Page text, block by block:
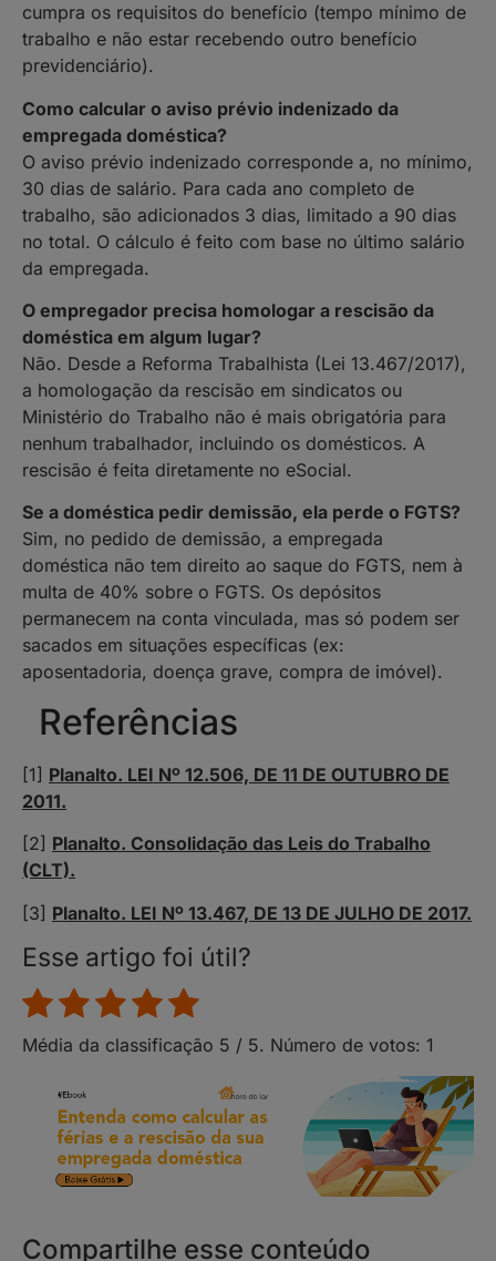
cumpra os requisitos do benefício (tempo mínimo de
trabalho e não estar recebendo outro benefício
previdenciário).
Como calcular o aviso prévio indenizado da
empregada doméstica?
O aviso prévio indenizado corresponde a, no mínimo,
30 dias de salário. Para cada ano completo de
trabalho, são adicionados 3 dias, limitado a 90 dias
no total. O cálculo é feito com base no último salário
da empregada.
O empregador precisa homologar a rescisão da
doméstica em algum lugar?
Não. Desde a Reforma Trabalhista (Lei 13.467/2017),
a homologação da rescisão em sindicatos ou
Ministério do Trabalho não é mais obrigatória para
nenhum trabalhador, incluindo os domésticos. A
rescisão é feita diretamente no eSocial.
Se a doméstica pedir demissão, ela perde o FGTS?
Sim, no pedido de demissão, a empregada
doméstica não tem direito ao saque do FGTS, nem à
multa de 40% sobre o FGTS. Os depósitos
permanecem na conta vinculada, mas só podem ser
sacados em situações específicas (ex:
aposentadoria, doença grave, compra de imóvel).
Referências
[1] Planalto. LEI Nº 12.506, DE 11 DE OUTUBRO DE
2011.
[2] Planalto. Consolidação das Leis do Trabalho
(CLT).
[3] Planalto. LEI Nº 13.467, DE 13 DE JULHO DE 2017.
Esse artigo foi útil?
Média da classificação 5 / 5. Número de votos: 1
Compartilhe esse conteúdo